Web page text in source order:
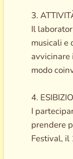
3.
Il
musicali e
avvicinare
modo
4.
I
prendere
Festival, il